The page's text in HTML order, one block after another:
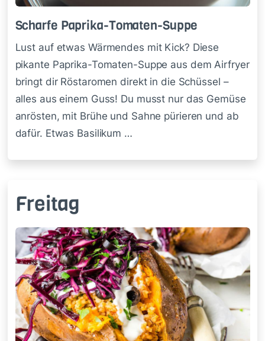
Scha­r­fe Pa­pri­ka-To­ma­ten-Sup­pe
Lust auf etwas Wärmendes mit Kick? Diese
pikante Paprika-Tomaten-Suppe aus dem Airfryer
bringt dir Röstaromen direkt in die Schüssel –
alles aus einem Guss! Du musst nur das Gemüse
anrösten, mit Brühe und Sahne pürieren und ab
dafür. Etwas Basilikum …
Freitag